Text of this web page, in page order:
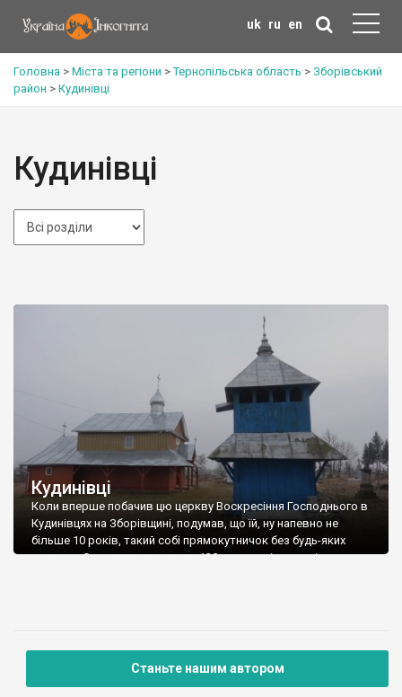
uk ru en
Головна > Міста та регіони >Тернопільська область > Зборівський
район > Кудинівці
Кудинівці
Кудинівці
Коли вперше побачив цю церкву Воскресіння Господнього в
Кудинівцях на Зборівщині, подумав, що їй, ну напевно не
більше 10 років, такий собі прямокутничок без будь-яких
прикрас. Село малесеньке, на 130 мешканців, коштів у
Станьте нашим автором